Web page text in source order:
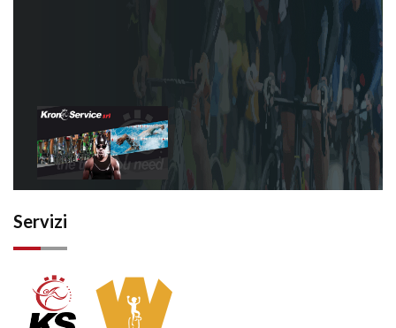
Servizi